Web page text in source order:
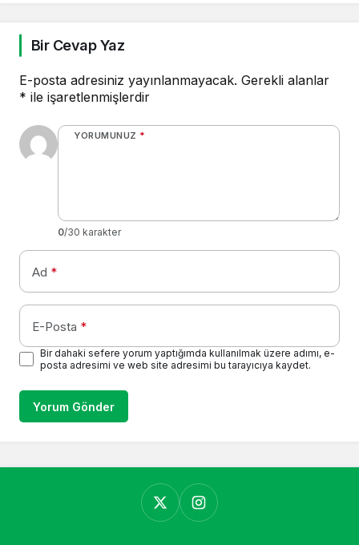
Bir Cevap Yaz
E-posta adresiniz yayınlanmayacak. Gerekli alanlar
* ile işaretlenmişlerdir
YORUMUNUZ *
0/30 karakter
Ad *
E-Posta *
Bir dahaki sefere yorum yaptığımda kullanılmak üzere adımı, e-
posta adresimi ve web site adresimi bu tarayıcıya kaydet.
Yorum Gönder